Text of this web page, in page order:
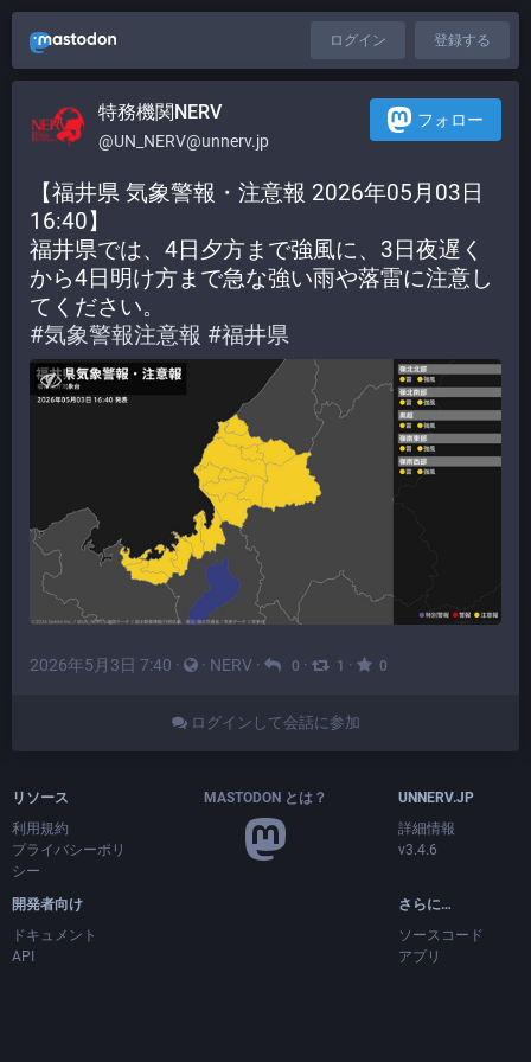
ログイン 登録する
特務機関NERV
@UN_NERV@unnerv.jp
フォロー
【福井県 気象警報・注意報 2026年05月03日
16:40】
福井県では、4日夕方まで強風に、3日夜遅く
から4日明け方まで急な強い雨や落雷に注意し
てください。
#気象警報注意報 #福井県
2026年5月3日 7:40 · · NERV · 0 · 1 · 0
ログインして会話に参加
リソース
利用規約
プライバシーポリ
シー
開発者向け
ドキュメント
API
MASTODON とは？
UNNERV.JP
詳細情報
v3.4.6
さらに…
ソースコード
アプリ